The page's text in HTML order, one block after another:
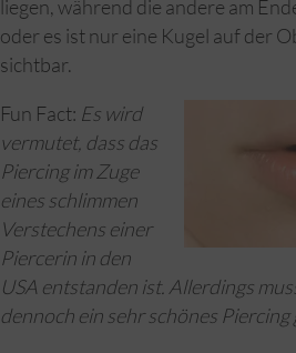
liegen, während die andere am
oder es ist nur eine Kugel auf der
sichtbar.
Fun Fact: Es wird
vermutet, dass das
Piercing im Zuge
eines schlimmen
Verstechens einer
Piercerin in den
USA entstanden ist. Allerdings
dennoch ein sehr schönes Piercing